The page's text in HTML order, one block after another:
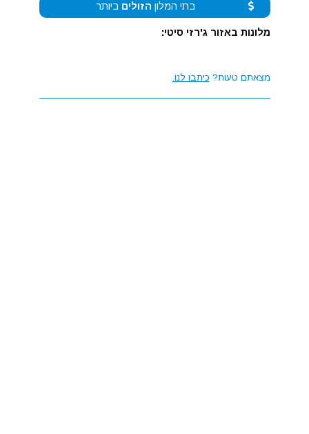
בתי המלון הזולים ביותר
מלונות באזור ג'רזי סיטי:
מצאתם טעות? כיתבו לנו.